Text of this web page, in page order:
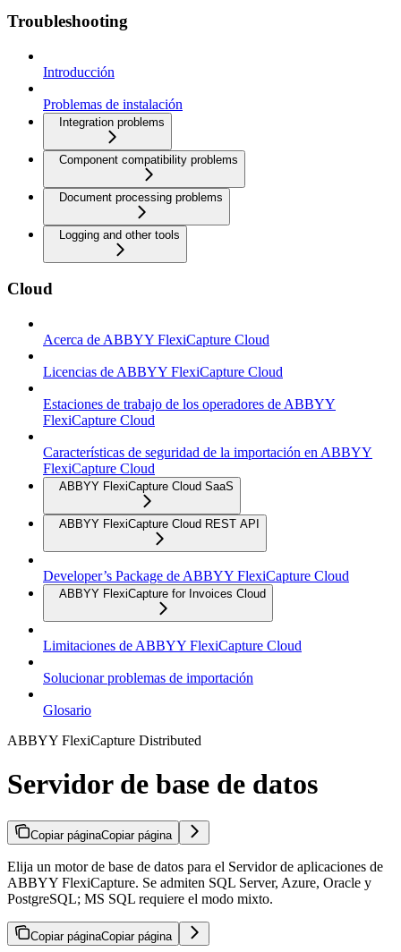
Troubleshooting
Introducción
Problemas de instalación
Integration problems
Component compatibility problems
Document processing problems
Logging and other tools
Cloud
Acerca de ABBYY FlexiCapture Cloud
Licencias de ABBYY FlexiCapture Cloud
Estaciones de trabajo de los operadores de ABBYY
FlexiCapture Cloud
Características de seguridad de la importación en ABBYY
FlexiCapture Cloud
ABBYY FlexiCapture Cloud SaaS
ABBYY FlexiCapture Cloud REST API
Developer’s Package de ABBYY FlexiCapture Cloud
ABBYY FlexiCapture for Invoices Cloud
Limitaciones de ABBYY FlexiCapture Cloud
Solucionar problemas de importación
Glosario
ABBYY FlexiCapture Distributed
Servidor de base de datos
Copiar páginaCopiar página
Elija un motor de base de datos para el Servidor de aplicaciones de
ABBYY FlexiCapture. Se admiten SQL Server, Azure, Oracle y
PostgreSQL; MS SQL requiere el modo mixto.
Copiar páginaCopiar página